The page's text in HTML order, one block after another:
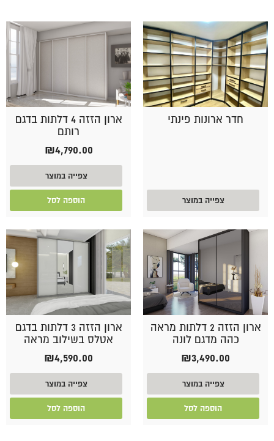
חדר ארונות פינתי
צפייה במוצר
ארון הזזה 4 דלתות בדגם
רותם
₪4,790.00
צפייה במוצר
הוספה לסל
ארון הזזה 2 דלתות מראה
כהה מדגם לונה
₪3,490.00
צפייה במוצר
הוספה לסל
ארון הזזה 3 דלתות בדגם
אטלס בשילוב מראה
₪4,590.00
צפייה במוצר
הוספה לסל